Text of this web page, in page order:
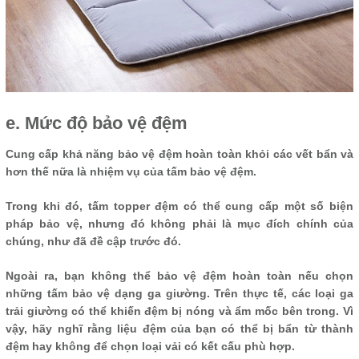
e. Mức độ bảo vệ đệm
Cung cấp khả năng bảo vệ đệm hoàn toàn khỏi các vết bẩn và
hơn thế nữa là nhiệm vụ của tấm bảo vệ đệm.
Trong khi đó, tấm topper đệm có thể cung cấp một số biện
pháp bảo vệ, nhưng đó không phải là mục đích chính của
chúng, như đã đề cập trước đó.
Ngoài ra, bạn không thể bảo vệ đệm hoàn toàn nếu chọn
những tấm bảo vệ dạng ga giường. Trên thực tế, các loại ga
trải giường có thể khiến đệm bị nóng và ẩm mốc bên trong. Vì
vậy, hãy nghĩ rằng liệu đệm của bạn có thể bị bẩn từ thành
đệm hay không để chọn loại vải có kết cấu phù hợp.